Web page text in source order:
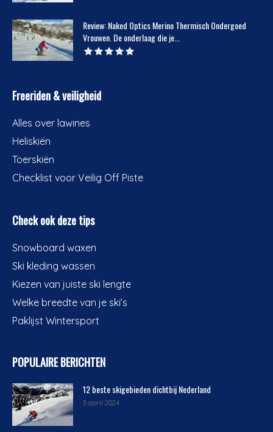
Review: Naked Optics Merino Thermisch Ondergoed
Vrouwen. De onderlaag die je...
Freeriden & veiligheid
Alles over lawines
Heliskiën
Toerskiën
Checklist voor Veilig Off Piste
Check ook deze tips
Snowboard waxen
Ski kleding wassen
Kiezen van juiste ski lengte
Welke breedte van je ski’s
Paklijst Wintersport
POPULAIRE BERICHTEN
12 beste skigebieden dichtbij Nederland
3 april 2024